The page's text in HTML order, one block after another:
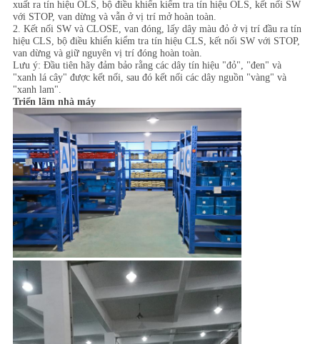
xuất ra tín hiệu OLS, bộ điều khiển kiểm tra tín hiệu OLS, kết nối SW
với STOP, van dừng và vẫn ở vị trí mở hoàn toàn.
2. Kết nối SW và CLOSE, van đóng, lấy dây màu đỏ ở vị trí đầu ra tín
hiệu CLS, bộ điều khiển kiểm tra tín hiệu CLS, kết nối SW với STOP,
van dừng và giữ nguyên vị trí đóng hoàn toàn.
Lưu ý: Đầu tiên hãy đảm bảo rằng các dây tín hiệu "đỏ", "đen" và
"xanh lá cây" được kết nối, sau đó kết nối các dây nguồn "vàng" và
"xanh lam".
Triển lãm nhà máy